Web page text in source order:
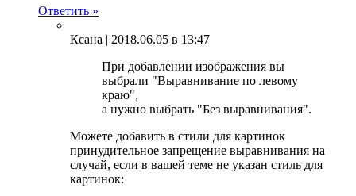
Ответить »
Ксана | 2018.06.05 в 13:47
При добавлении изображения вы
выбрали "Выравнивание по левому
краю",
а нужно выбрать "Без выравнивания".
Можете добавить в стили для картинок
принудительное запрещение выравнивания на
случай, если в вашей теме не указан стиль для
картинок: